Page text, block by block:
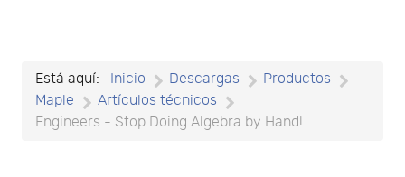
Está aquí: Inicio Descargas
Productos
Maple
Artículos técnicos
Engineers - Stop Doing Algebra by Hand!